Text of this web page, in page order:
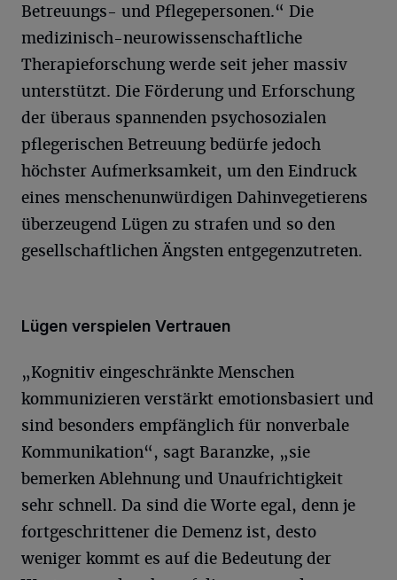
Betreuungs- und Pflegepersonen.“ Die
medizinisch-neurowissenschaftliche
Therapieforschung werde seit jeher massiv
unterstützt. Die Förderung und Erforschung
der überaus spannenden psychosozialen
pflegerischen Betreuung bedürfe jedoch
höchster Aufmerksamkeit, um den Eindruck
eines menschenunwürdigen Dahinvegetierens
überzeugend Lügen zu strafen und so den
gesellschaftlichen Ängsten entgegenzutreten.
Lügen verspielen Vertrauen
„Kognitiv eingeschränkte Menschen
kommunizieren verstärkt emotionsbasiert und
sind besonders empfänglich für nonverbale
Kommunikation“, sagt Baranzke, „sie
bemerken Ablehnung und Unaufrichtigkeit
sehr schnell. Da sind die Worte egal, denn je
fortgeschrittener die Demenz ist, desto
weniger kommt es auf die Bedeutung der